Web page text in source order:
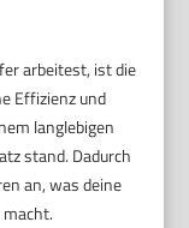
arbeitest, ist die
Effizienz und
langlebigen
stand. Dadurch
an, was deine